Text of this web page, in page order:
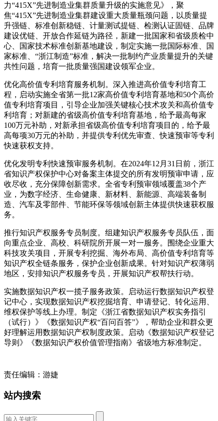
力“415X”先进制造业集群质量升级的实施意见》，聚
焦“415X”先进制造业集群建设重大质量瓶颈问题，以质量提
升强链、标准创新稳链、计量测试提链、检测认证固链、品牌
建设优链、开放合作延链为路径，新建一批国家和省级质检中
心、国家技术标准创新基地建设，制定实施一批国际标准、国
家标准、“浙江制造”标准，解决一批制约产业质量提升的关键
共性问题，培育一批质量强国建设领军企业。
优化高价值专利培育服务机制。深入推进高价值专利培育工
程，启动实施全省第一批12家高价值专利培育基地和50个高价
值专利培育项目，引导企业加强关键核心技术攻关和高价值专
利培育；对新建的省级高价值专利培育基地，给予最高每家
100万元补助，对新承担省级高价值专利培育项目的，给予最
高每项30万元的补助，并提供专利优先审查、快速预审等专利
快速获权支持。
优化发明专利快速预审服务机制。在2024年12月31日前，浙江
省知识产权保护中心对备案主体提交的所有发明预审申请，应
收尽收，充分保障创新需求。全省专利预审领域覆盖38个产
业，为数字经济、生命健康、新材料、新能源、高端装备制
造、汽车及零部件、节能环保等领域创新主体提供快速获权服
务。
推行知识产权服务专员制度。组建知识产权服务专员队伍，面
向重点企业、高校、科研院所开展一对一服务。围绕企业重大
科技攻关项目，开展专利挖掘、海外布局、高价值专利培育等
知识产权全链条服务，保护企业创新成果。针对知识产权薄弱
地区，安排知识产权服务专员，开展知识产权帮扶行动。
实施数据知识产权一揽子服务政策。启动运行数据知识产权登
记中心，实现数据知识产权挖掘培育、申请登记、转化运用、
维权保护等线上办理。制定《浙江省数据知识产权实务指引
（试行）》《数据知识产权“百问百答”》，帮助企业和群众更
好理解运用数据知识产权制度政策。启动《数据知识产权登记
导则》《数据知识产权价值管理指南》省级地方标准制定。
责任编辑：游婕
站内搜索